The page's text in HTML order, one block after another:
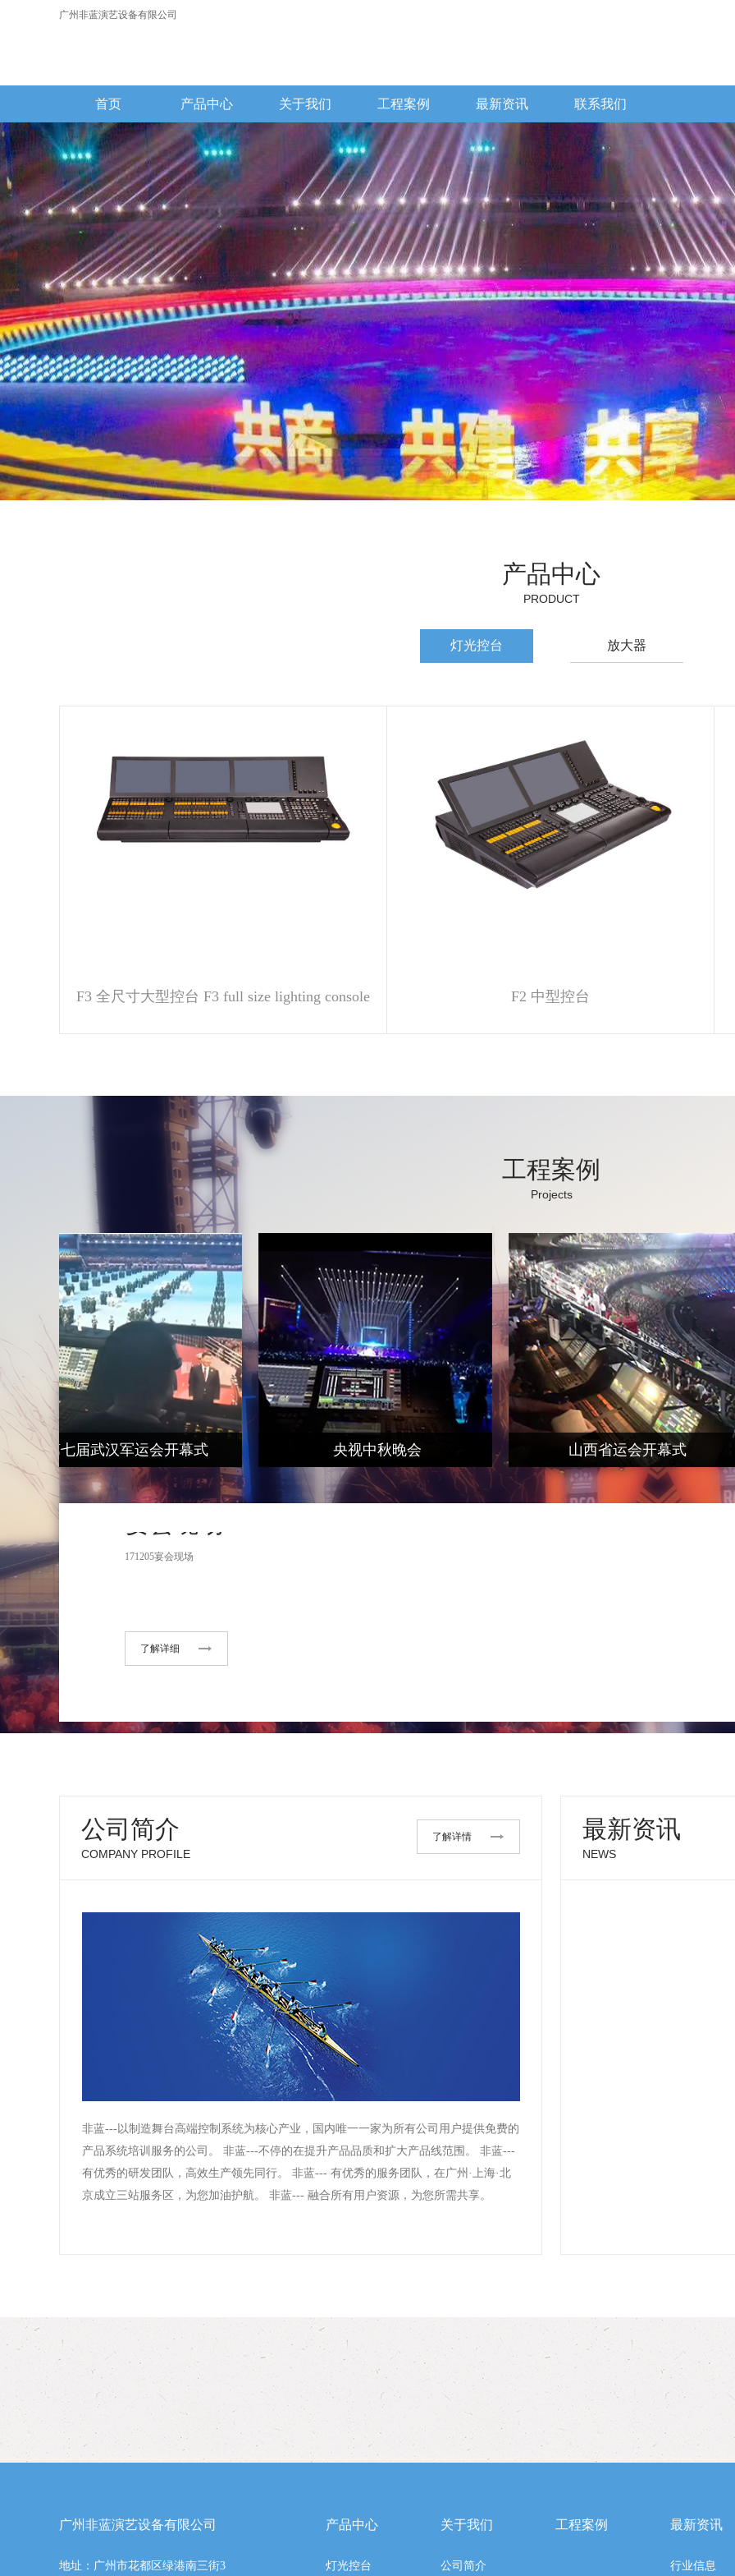
广州非蓝演艺设备有限公司
首页 产品中心 关于我们 工程案例 最新资讯 联系我们
产品中心
PRODUCT
灯光控台 放大器
F3 全尺寸大型控台 F3 full size lighting console F2 中型控台
工程案例
Projects
山西省运会开幕式 宴会现场 武汉carry club
了解详细
央视中秋晚会
了解详细
宴会现场
171205宴会现场
了解详细
武汉carry club
了解详细
广州国际灯光节
了解详细
公司简介
COMPANY PROFILE
了解详情
非蓝---以制造舞台高端控制系统为核心产业，国内唯一一家为所有公司用户提供免费的
产品系统培训服务的公司。 非蓝---不停的在提升产品品质和扩大产品线范围。 非蓝---
有优秀的研发团队，高效生产领先同行。 非蓝--- 有优秀的服务团队，在广州·上海·北
京成立三站服务区，为您加油护航。 非蓝--- 融合所有用户资源，为您所需共享。
最新资讯
NEWS
广州非蓝演艺设备有限公司
地址：广州市花都区绿港南三街3
产品中心
灯光控台
关于我们
公司简介
工程案例 最新资讯
行业信息